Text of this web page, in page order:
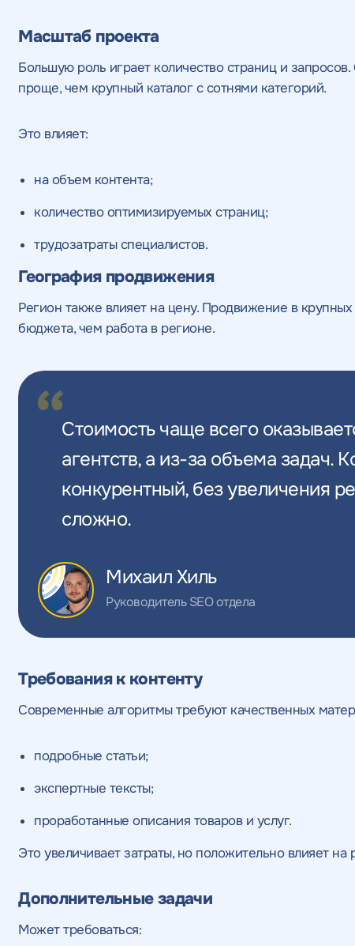
Масштаб проекта
Большую роль играет количество страниц и
проще, чем крупный каталог с сотнями категорий.
Это влияет:
на объем контента;
количество оптимизируемых страниц;
трудозатраты специалистов.
География продвижения
Регион также влияет на цену. Продвижение в
бюджета, чем работа в регионе.
Стоимость чаще всего
агентств, а из-за объема задач.
конкурентный, без увеличения
сложно.
Михаил Хиль
Руководитель SEO отдела
Требования к контенту
Современные алгоритмы требуют качественных
подробные статьи;
экспертные тексты;
проработанные описания товаров и услуг.
Это увеличивает затраты, но положительно влияет на
Дополнительные задачи
Может требоваться: